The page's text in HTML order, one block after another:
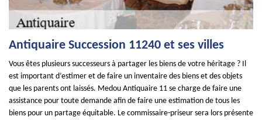
Antiquaire Succession 11240 et ses villes
Vous êtes plusieurs successeurs à partager les biens de votre héritage ? Il
est important d’estimer et de faire un inventaire des biens et des objets
que les parents ont laissés. Medou Antiquaire 11 se charge de faire une
assistance pour toute demande afin de faire une estimation de tous les
biens pour un partage équitable. Le commissaire-priseur sera lors présente